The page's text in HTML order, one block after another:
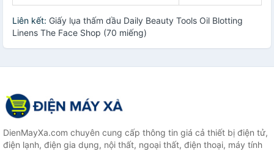
Liên kết: Giấy lụa thấm dầu Daily Beauty Tools Oil Blotting
Linens The Face Shop (70 miếng)
DienMayXa.com chuyên cung cấp thông tin giá cả thiết bị điện tử,
điện lạnh, điện gia dụng, nội thất, ngoại thất, điện thoại, máy tính